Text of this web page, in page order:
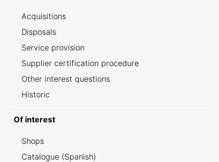
Acquisitions
Disposals
Service provision
Supplier certification procedure
Other interest questions
Historic
Of interest
Shops
Catalogue (Spanish)